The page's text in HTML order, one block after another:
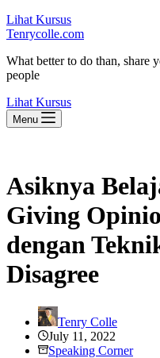
Lihat Kursus
Tenrycolle.com
What better to do than, share
people
Lihat Kursus
Menu
Asiknya
Giving
dengan
Disagree
Tenry Colle
July 11, 2022
Speaking Corner